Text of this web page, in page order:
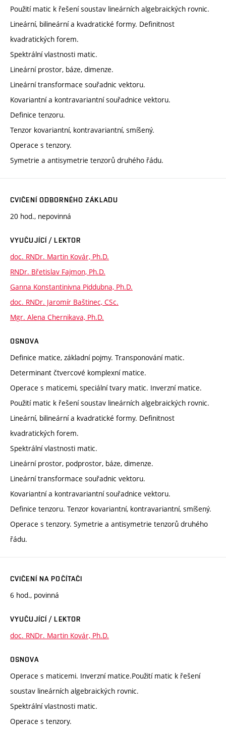
Použití matic k řešení soustav lineárních algebraických rovnic.
Lineární, bilineární a kvadratické formy. Definitnost
kvadratických forem.
Spektrální vlastnosti matic.
Lineární prostor, báze, dimenze.
Lineární transformace souřadnic vektoru.
Kovariantní a kontravariantní souřadnice vektoru.
Definice tenzoru.
Tenzor kovariantní, kontravariantní, smíšený.
Operace s tenzory.
Symetrie a antisymetrie tenzorů druhého řádu.
CVIČENÍ ODBORNÉHO ZÁKLADU
20 hod., nepovinná
VYUČUJÍCÍ / LEKTOR
doc. RNDr. Martin Kovár, Ph.D.
RNDr. Břetislav Fajmon, Ph.D.
Ganna Konstantinivna Piddubna, Ph.D.
doc. RNDr. Jaromír Baštinec, CSc.
Mgr. Alena Chernikava, Ph.D.
OSNOVA
Definice matice, základní pojmy. Transponování matic.
Determinant čtvercové komplexní matice.
Operace s maticemi, speciální tvary matic. Inverzní matice.
Použití matic k řešení soustav lineárních algebraických rovnic.
Lineární, bilineární a kvadratické formy. Definitnost
kvadratických forem.
Spektrální vlastnosti matic.
Lineární prostor, podprostor, báze, dimenze.
Lineární transformace souřadnic vektoru.
Kovariantní a kontravariantní souřadnice vektoru.
Definice tenzoru. Tenzor kovariantní, kontravariantní, smíšený.
Operace s tenzory. Symetrie a antisymetrie tenzorů druhého
řádu.
CVIČENÍ NA POČÍTAČI
6 hod., povinná
VYUČUJÍCÍ / LEKTOR
doc. RNDr. Martin Kovár, Ph.D.
OSNOVA
Operace s maticemi. Inverzní matice.Použití matic k řešení
soustav lineárních algebraických rovnic.
Spektrální vlastnosti matic.
Operace s tenzory.